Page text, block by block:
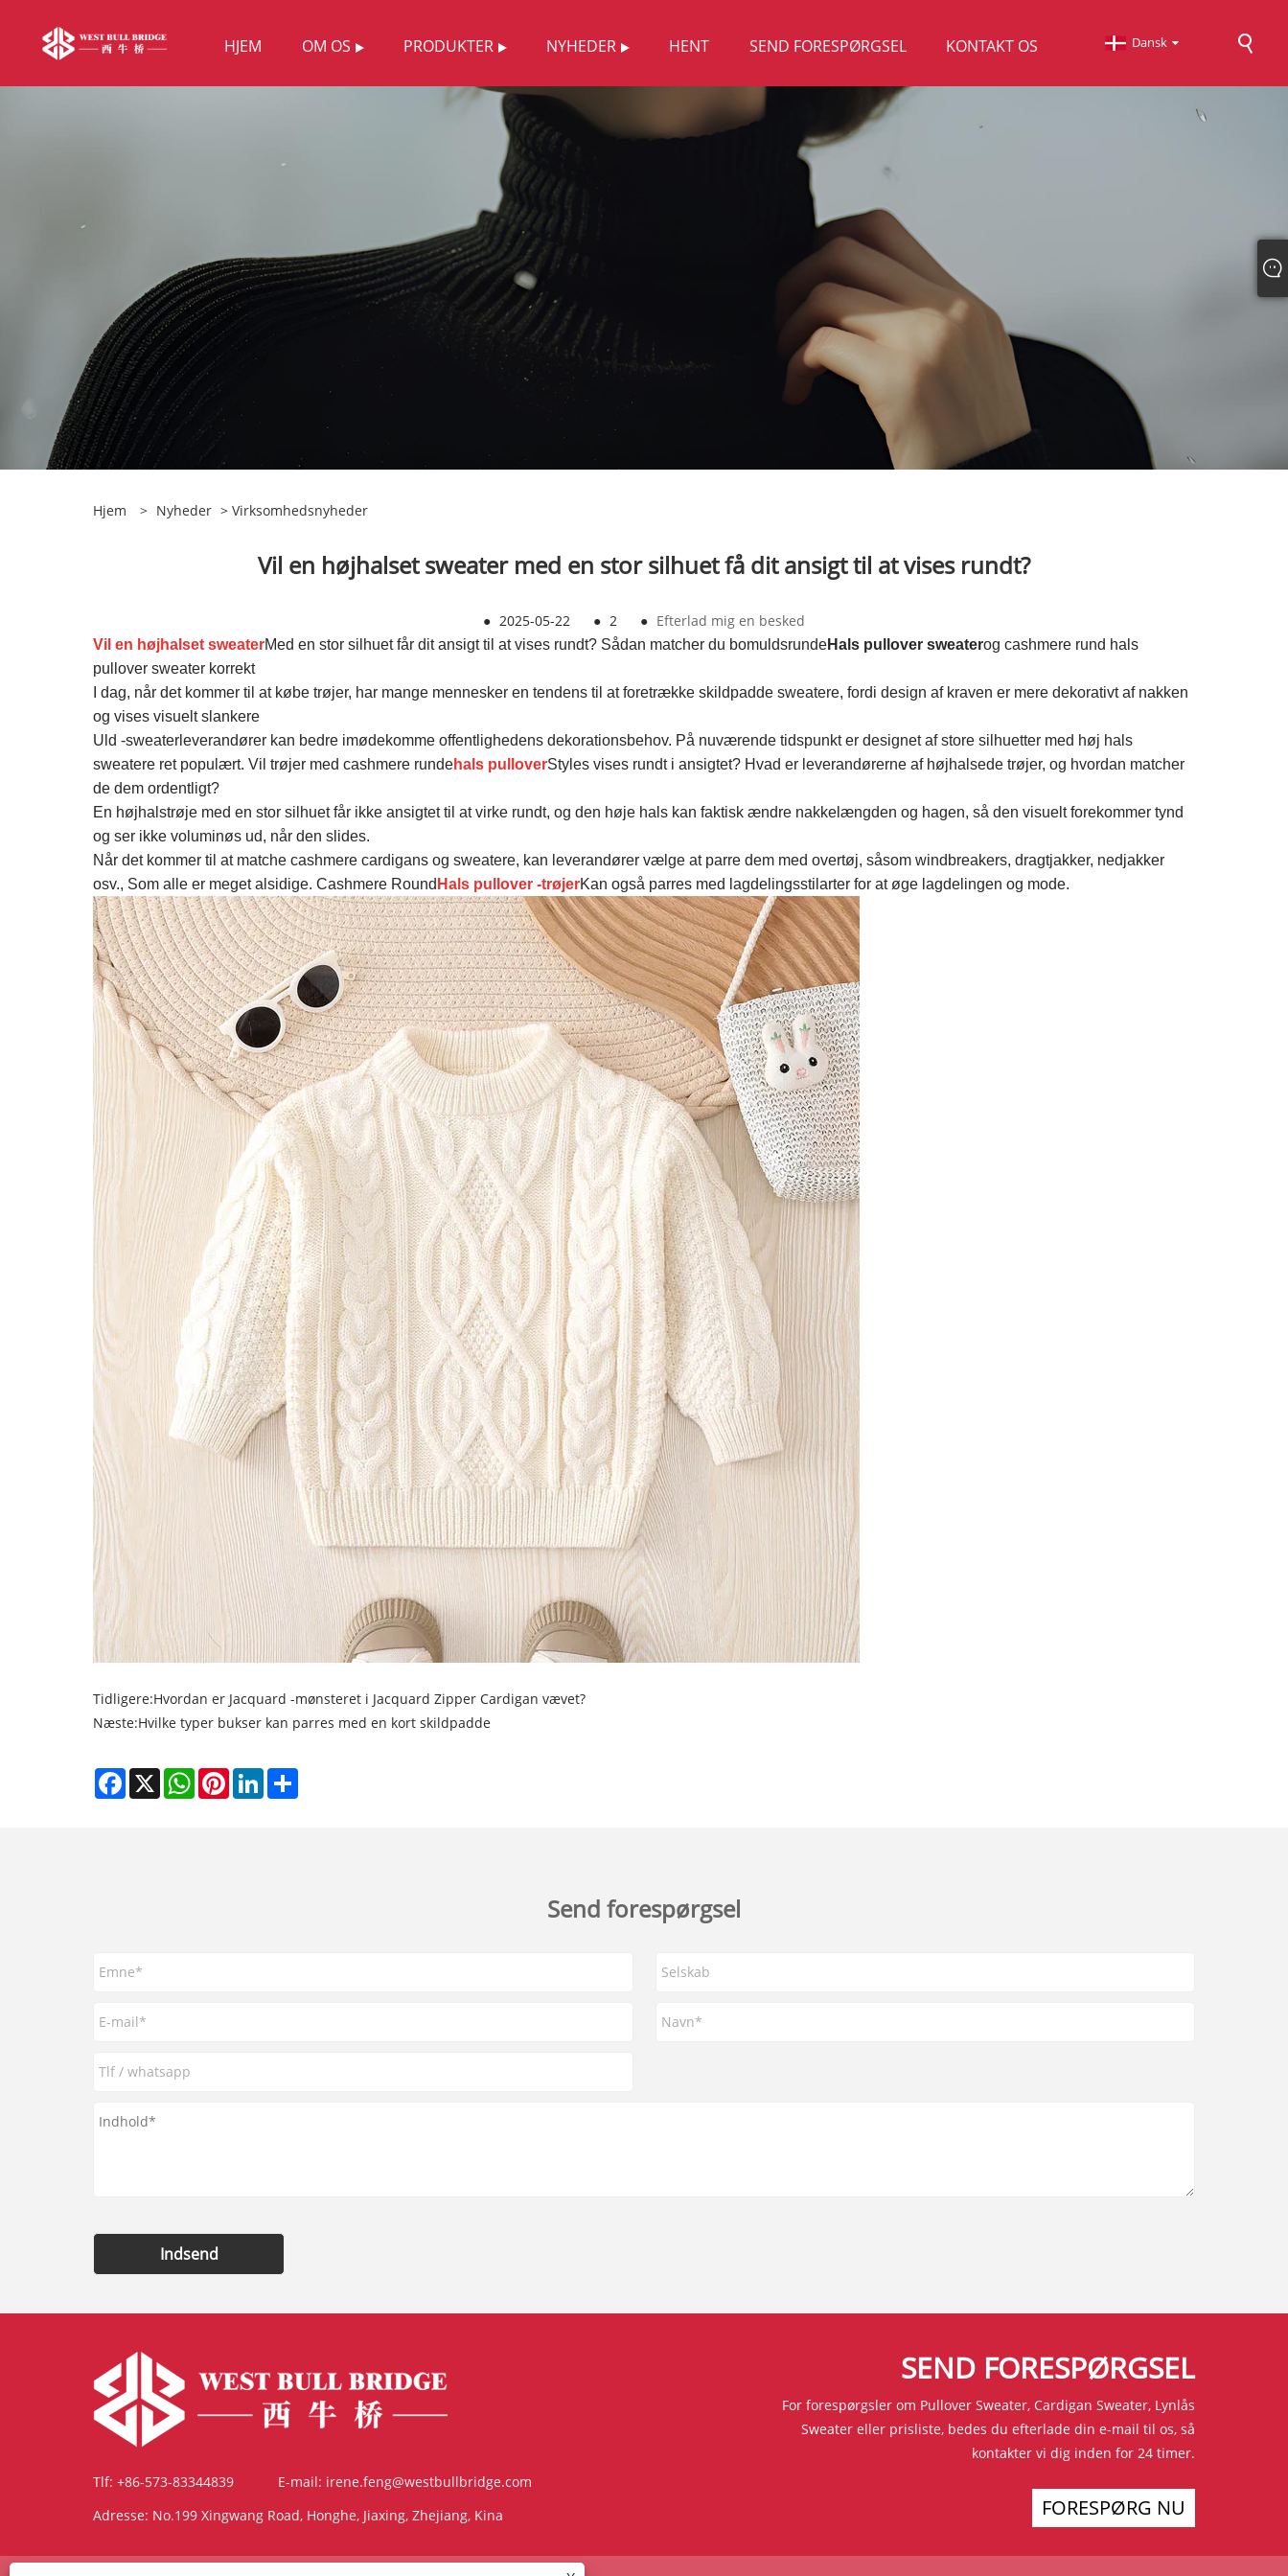
HJEM OM OS PRODUKTER NYHEDER HENT SEND FORESPØRGSEL KONTAKT OS Dansk
Hjem > Nyheder > Virksomhedsnyheder
Vil en højhalset sweater med en stor silhuet få dit ansigt til at vises rundt?
● 2025-05-22 ● 2 ● Efterlad mig en besked
Vil en højhalset sweaterMed en stor silhuet får dit ansigt til at vises rundt? Sådan matcher du bomuldsrundeHals pullover sweaterog cashmere rund hals
pullover sweater korrekt
I dag, når det kommer til at købe trøjer, har mange mennesker en tendens til at foretrække skildpadde sweatere, fordi design af kraven er mere dekorativt af nakken
og vises visuelt slankere
Uld -sweaterleverandører kan bedre imødekomme offentlighedens dekorationsbehov. På nuværende tidspunkt er designet af store silhuetter med høj hals
sweatere ret populært. Vil trøjer med cashmere rundehals pulloverStyles vises rundt i ansigtet? Hvad er leverandørerne af højhalsede trøjer, og hvordan matcher
de dem ordentligt?
En højhalstrøje med en stor silhuet får ikke ansigtet til at virke rundt, og den høje hals kan faktisk ændre nakkelængden og hagen, så den visuelt forekommer tynd
og ser ikke voluminøs ud, når den slides.
Når det kommer til at matche cashmere cardigans og sweatere, kan leverandører vælge at parre dem med overtøj, såsom windbreakers, dragtjakker, nedjakker
osv., Som alle er meget alsidige. Cashmere Round Hals pullover -trøjerKan også parres med lagdelingsstilarter for at øge lagdelingen og mode.
Tidligere:Hvordan er Jacquard -mønsteret i Jacquard Zipper Cardigan vævet?
Næste:Hvilke typer bukser kan parres med en kort skildpadde
Facebook
X WhatsAppPinterestLinkedIn
Send forespørgsel
Indsend
Tlf: +86-573-83344839 E-mail: irene.feng@westbullbridge.com
Adresse: No.199 Xingwang Road, Honghe, Jiaxing, Zhejiang, Kina
SEND FORESPØRGSEL
For forespørgsler om Pullover Sweater, Cardigan Sweater, Lynlås
Sweater eller prisliste, bedes du efterlade din e-mail til os, så
kontakter vi dig inden for 24 timer.
FORESPØRG NU